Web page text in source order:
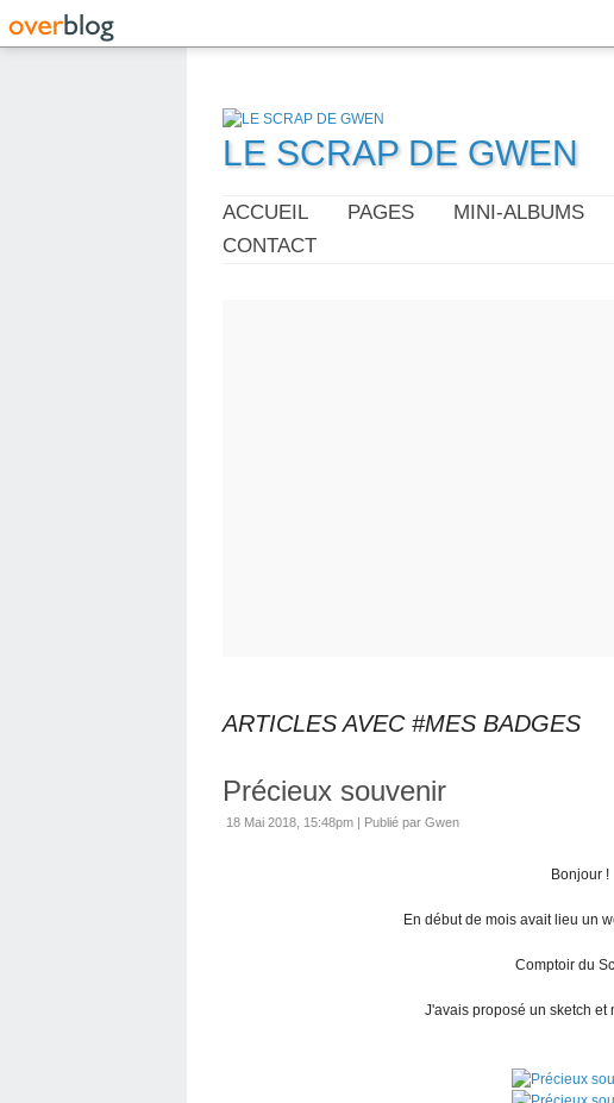
LE SCRAP DE GWEN
ACCUEIL PAGES MINI-ALBUMS
CONTACT
ARTICLES AVEC #MES BADGES
Précieux souvenir
18 Mai 2018, 15:48pm | Publié par Gwen
Bonjour !
En début de mois avait lieu un
Comptoir du
J'avais proposé un sketch et